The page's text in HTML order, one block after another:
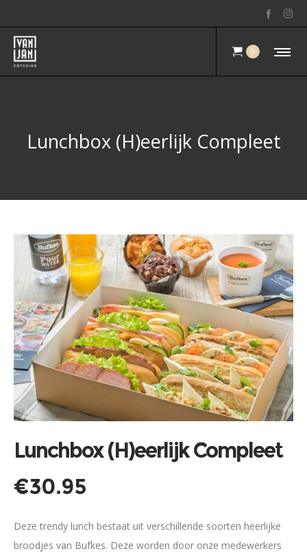
0
Lunchbox (H)eerlijk Compleet
Lunchbox (H)eerlijk Compleet
€30.95
Deze trendy lunch bestaat uit verschillende soorten heerlijke
broodjes van Bufkes. Deze worden door onze medewerkers